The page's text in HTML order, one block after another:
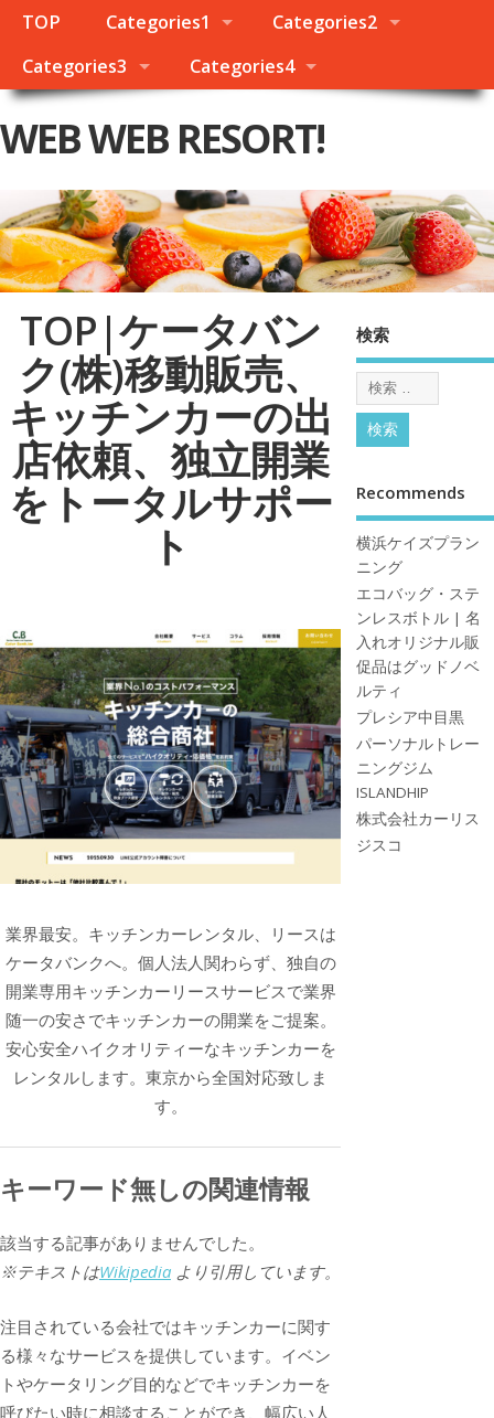
TOP Categories1
Categories2
Categories3
Categories4
WEB WEB RESORT!
TOP|ケータバン
ク(株)移動販売、
キッチンカーの出
店依頼、独立開業
をトータルサポー
ト
業界最安。キッチンカーレンタル、リースは
ケータバンクへ。個人法人関わらず、独自の
開業専用キッチンカーリースサービスで業界
随一の安さでキッチンカーの開業をご提案。
安心安全ハイクオリティーなキッチンカーを
レンタルします。東京から全国対応致しま
す。
キーワード無しの関連情報
該当する記事がありませんでした。
※テキストはWikipedia より引用しています。
注目されている会社ではキッチンカーに関す
る様々なサービスを提供しています。イベン
トやケータリング目的などでキッチンカーを
呼びたい時に相談することができ、幅広い人
検索
Recommends
横浜ケイズプラン
ニング
エコバッグ・ステ
ンレスボトル | 名
入れオリジナル販
促品はグッドノベ
ルティ
プレシア中目黒
パーソナルトレー
ニングジム
ISLANDHIP
株式会社カーリス
ジスコ